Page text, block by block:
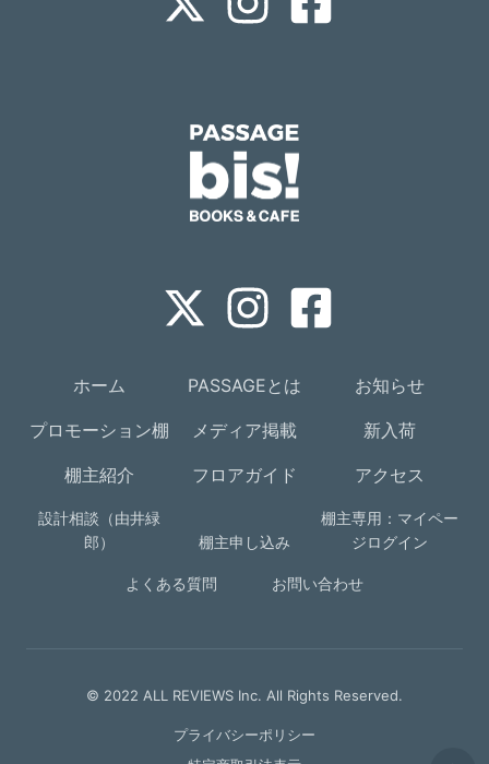
ホーム PASSAGEとは お知らせ
プロモーション棚 メディア掲載 新入荷
棚主紹介 フロアガイド アクセス
設計相談（由井緑
郎）
棚主申し込み
棚主専用：マイペー
ジログイン
よくある質問 お問い合わせ
© 2022 ALL REVIEWS Inc. All Rights Reserved.
プライバシーポリシー